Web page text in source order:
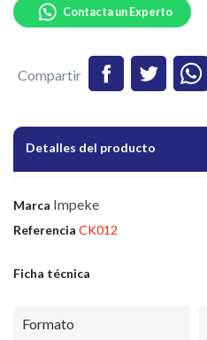
Compartir
Contacta un Experto
Detalles del producto
Marca Impeke
Referencia CK012
Ficha técnica
Formato